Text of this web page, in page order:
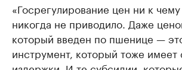
«Госрегулирование цен ни к
никогда не приводило. Даже
который введен по пшенице —
инструмент, который тоже имеет